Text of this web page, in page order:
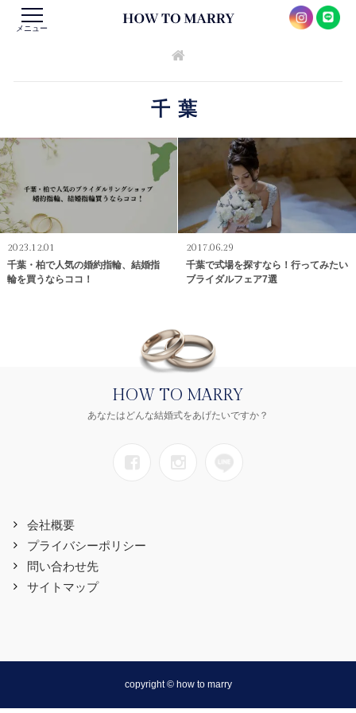
メニュー
千葉
2023.12.01
千葉・柏で人気の婚約指輪、結婚指
輪を買うならココ！
2017.06.29
千葉で式場を探すなら！行ってみたい
ブライダルフェア7選
HOW TO MARRY
あなたはどんな結婚式をあげたいですか？
会社概要
プライバシーポリシー
問い合わせ先
サイトマップ
copyright © how to marry